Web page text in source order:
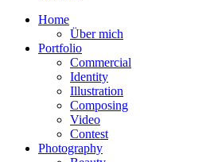
Home
Über mich
Portfolio
Commercial
Identity
Illustration
Composing
Video
Contest
Photography